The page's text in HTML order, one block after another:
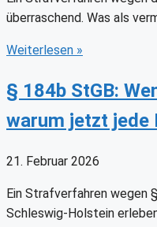
überraschend. Was als
Weiterlesen »
§ 184b StGB:
warum jetzt jede
21. Februar 2026
Ein Strafverfahren wegen
Schleswig-Holstein